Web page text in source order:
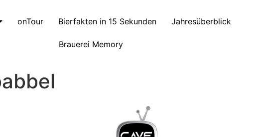
onTour Bierfakten in 15 Sekunden Jahresüberblick
Brauerei Memory